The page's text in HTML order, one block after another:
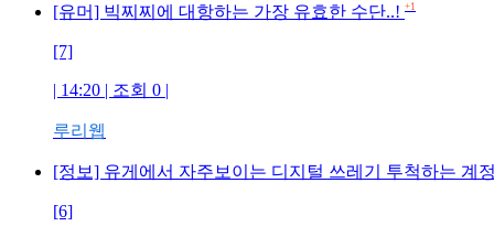
[유머] 빅찌찌에 대항하는 가장 유효한 수단..! +1
[7]
| 14:20 | 조회 0 |
루리웹
[정보] 유게에서 자주보이는 디지털 쓰레기 투척하는 계
[6]